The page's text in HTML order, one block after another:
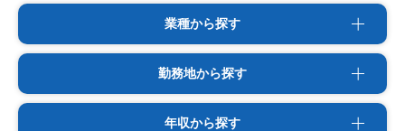
業種から探す
勤務地から探す
年収から探す